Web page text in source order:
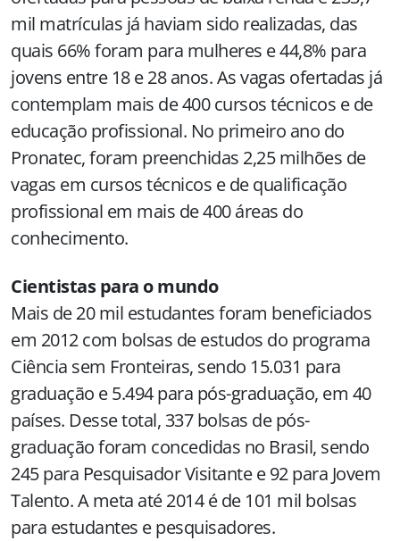
mil matrículas já haviam sido realizadas, das
quais 66% foram para mulheres e 44,8% para
jovens entre 18 e 28 anos. As vagas ofertadas já
contemplam mais de 400 cursos técnicos e de
educação profissional. No primeiro ano do
Pronatec, foram preenchidas 2,25 milhões de
vagas em cursos técnicos e de qualificação
profissional em mais de 400 áreas do
conhecimento.
Cientistas para o mundo
Mais de 20 mil estudantes foram beneficiados
em 2012 com bolsas de estudos do programa
Ciência sem Fronteiras, sendo 15.031 para
graduação e 5.494 para pós-graduação, em 40
países. Desse total, 337 bolsas de pós-
graduação foram concedidas no Brasil, sendo
245 para Pesquisador Visitante e 92 para Jovem
Talento. A meta até 2014 é de 101 mil bolsas
para estudantes e pesquisadores.